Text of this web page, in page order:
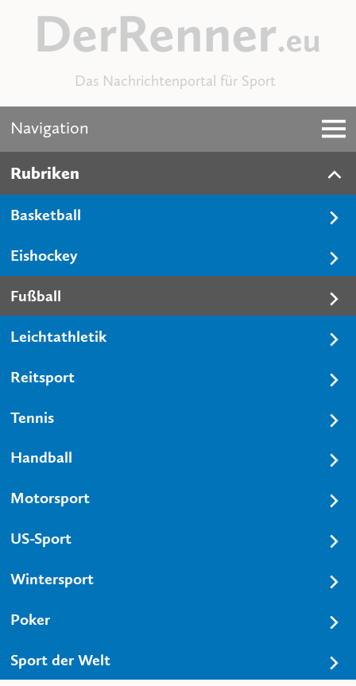
Das Nachrichtenportal für Sport
Navigation
Rubriken
Basketball
Eishockey
Fußball
Leichtathletik
Reitsport
Tennis
Handball
Motorsport
US-Sport
Wintersport
Poker
Sport der Welt